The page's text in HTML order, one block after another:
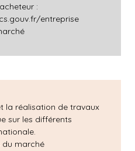
:
entreprise
la réalisation de travaux
sur les différents
du marché